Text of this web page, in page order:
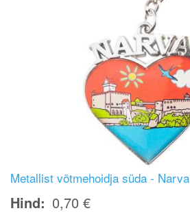
Metallist võtmehoidja süda - Narva
Hind 0,70 €